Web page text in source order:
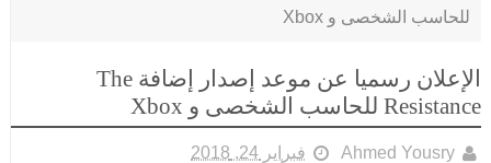
للحاسب الشخصى و Xbox
الإعلان رسميا عن موعد إصدار إضافة The
Resistance للحاسب الشخصى و Xbox
Ahmed Yousry فبراير 24, 2018